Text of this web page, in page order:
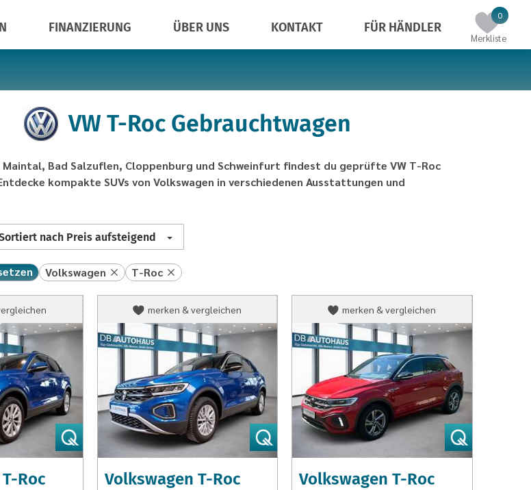
Merkliste
0Einträge
der
FINANZIERUNG ÜBER UNS KONTAKT FÜR HÄNDLER
VW T-Roc Gebrauchtwagen
Bad Salzuflen, Cloppenburg und Schweinfurt findest du geprüfte VW T-Roc
kompakte SUVs von Volkswagen in verschiedenen Ausstattungen und
nach Preis aufsteigend
Volkswagen T-Roc
Roc
Volkswagen
T-
Roc
T-
Life
1.5
TSI
DSG
merken & vergleichen
Volkswagen T-Roc
Volkswagen
T-
Roc
T-
Roc
R-
Line
1.5
TSI
DSG
merken & vergleichen
Volkswagen T-Roc